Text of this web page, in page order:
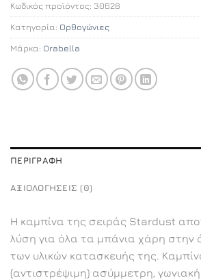
Κωδικός προϊόντος: 30628
Κατηγορία: Ορθογώνιες
Μάρκα: Orabella
ΠΕΡΙΓΡΑΦΉ
ΑΞΙΟΛΟΓΉΣΕΙΣ (0)
Η καμπίνα της σειράς Stardust
λύση για όλα τα μπάνια χάρη στην
των υλικών κατασκευής της.
(αντιστρέψιμη) ασύμμετρη,